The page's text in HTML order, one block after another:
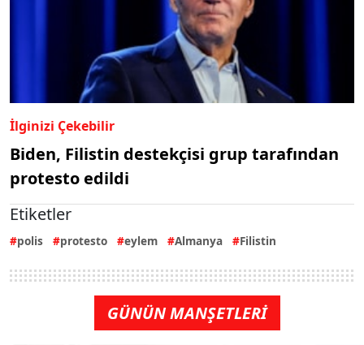
İlginizi Çekebilir
Biden, Filistin destekçisi grup tarafından
protesto edildi
Etiketler
polis protesto eylem Almanya Filistin
GÜNÜN MANŞETLERİ